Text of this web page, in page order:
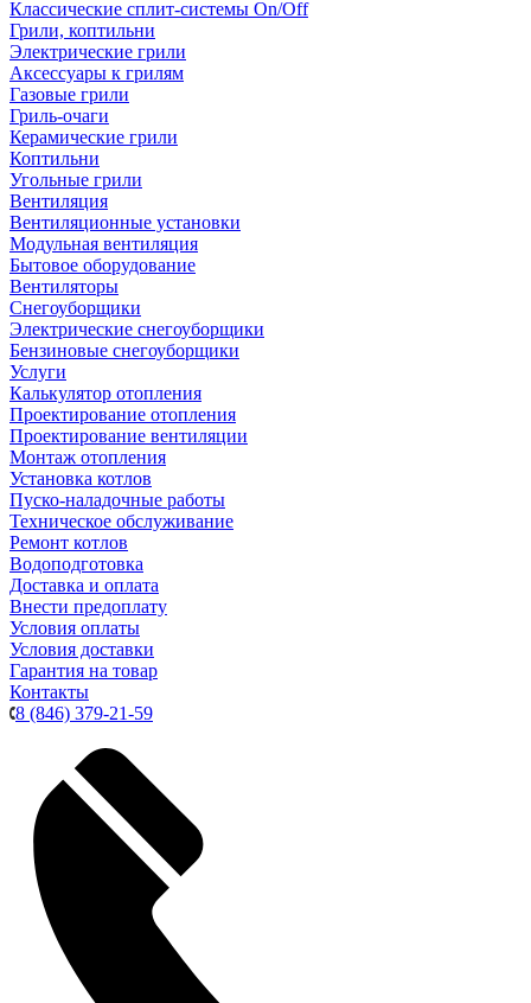
Классические сплит-системы On/Off
Грили, коптильни
Электрические грили
Аксессуары к грилям
Газовые грили
Гриль-очаги
Керамические грили
Коптильни
Угольные грили
Вентиляция
Вентиляционные установки
Модульная вентиляция
Бытовое оборудование
Вентиляторы
Снегоуборщики
Электрические снегоуборщики
Бензиновые снегоуборщики
Услуги
Калькулятор отопления
Проектирование отопления
Проектирование вентиляции
Монтаж отопления
Установка котлов
Пуско-наладочные работы
Техническое обслуживание
Ремонт котлов
Водоподготовка
Доставка и оплата
Внести предоплату
Условия оплаты
Условия доставки
Гарантия на товар
Контакты
8 (846) 379-21-59